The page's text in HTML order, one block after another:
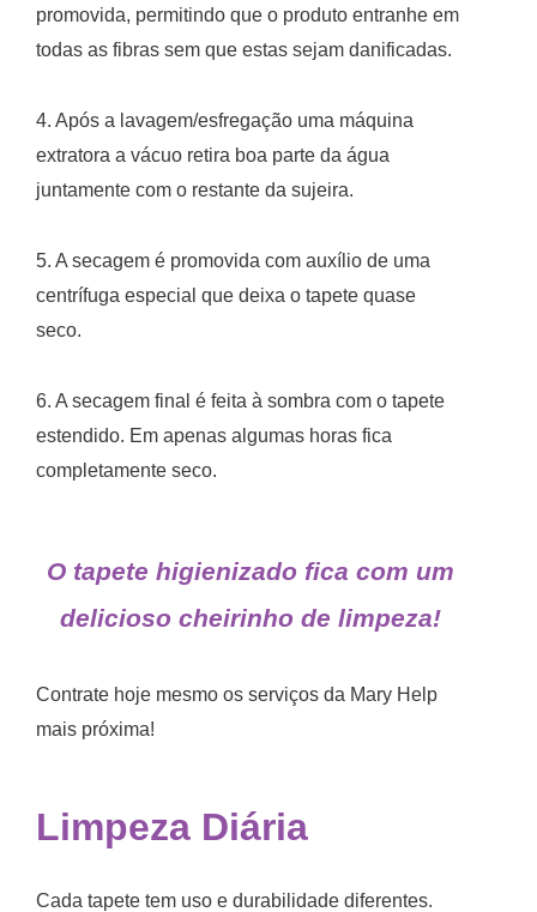
promovida, permitindo que o produto entranhe em
todas as fibras sem que estas sejam danificadas.
4. Após a lavagem/esfregação uma máquina
extratora a vácuo retira boa parte da água
juntamente com o restante da sujeira.
5. A secagem é promovida com auxílio de uma
centrífuga especial que deixa o tapete quase
seco.
6. A secagem final é feita à sombra com o tapete
estendido. Em apenas algumas horas fica
completamente seco.
O tapete higienizado fica com um
delicioso cheirinho de limpeza!
Contrate hoje mesmo os serviços da Mary Help
mais próxima!
Limpeza Diária
Cada tapete tem uso e durabilidade diferentes.